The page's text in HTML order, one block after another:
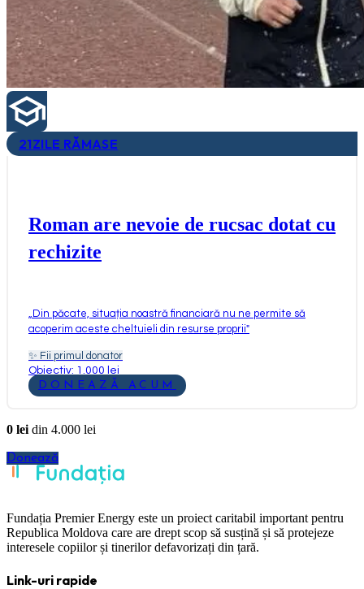
21ZILE RĂMASE
Roman are nevoie de rucsac dotat cu
rechizite
Din păcate, situația noastră financiară nu ne permite să
acoperim aceste cheltuieli din resurse proprii"
✨ Fii primul donator
Obiectiv: 1.000 lei
DONEAZĂ ACUM
0 lei din 4.000 lei
Donează
Fundația Premier Energy este un proiect caritabil important pentru
Republica Moldova care are drept scop să susțină și să protejeze
interesele copiilor și tinerilor defavorizați din țară.
Link-uri rapide